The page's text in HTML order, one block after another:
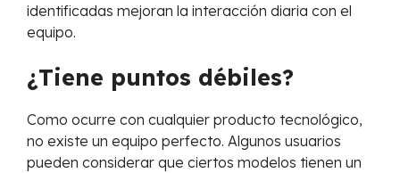
identificadas mejoran la interacción diaria con el
equipo.
¿Tiene puntos débiles?
Como ocurre con cualquier producto tecnológico,
no existe un equipo perfecto. Algunos usuarios
pueden considerar que ciertos modelos tienen un